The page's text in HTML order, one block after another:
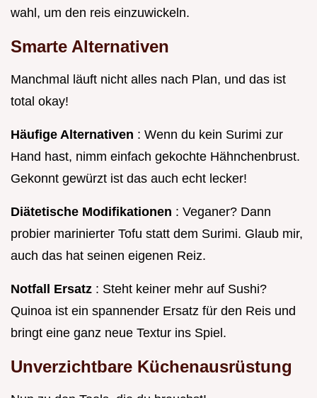
wahl, um den reis einzuwickeln.
Smarte Alternativen
Manchmal läuft nicht alles nach Plan, und das ist
total okay!
Häufige Alternativen : Wenn du kein Surimi zur
Hand hast, nimm einfach gekochte Hähnchenbrust.
Gekonnt gewürzt ist das auch echt lecker!
Diätetische Modifikationen : Veganer? Dann
probier marinierter Tofu statt dem Surimi. Glaub mir,
auch das hat seinen eigenen Reiz.
Notfall Ersatz : Steht keiner mehr auf Sushi?
Quinoa ist ein spannender Ersatz für den Reis und
bringt eine ganz neue Textur ins Spiel.
Unverzichtbare Küchenausrüstung